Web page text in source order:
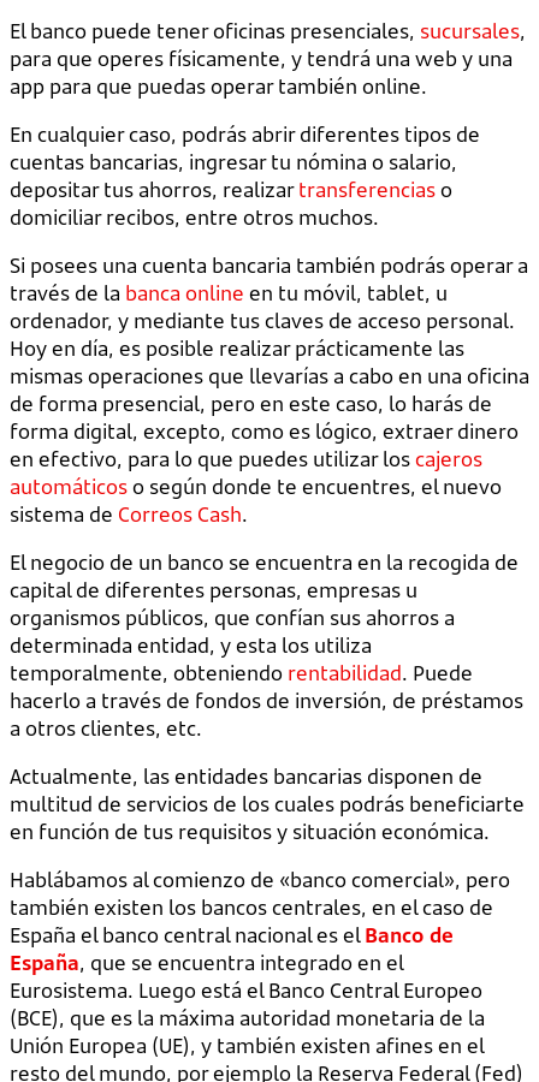
El banco puede tener oficinas presenciales, sucursales,
para que operes físicamente, y tendrá una web y una
app para que puedas operar también online.
En cualquier caso, podrás abrir diferentes tipos de
cuentas bancarias, ingresar tu nómina o salario,
depositar tus ahorros, realizartransferenciaso
domiciliar recibos, entre otros muchos.
Si posees una cuenta bancaria también podrás operar a
través de la banca online en tu móvil, tablet, u
ordenador, y mediante tus claves de acceso personal.
Hoy en día, es posible realizar prácticamente las
mismas operaciones que llevarías a cabo en una oficina
de forma presencial, pero en este caso, lo harás de
forma digital, excepto, como es lógico, extraer dinero
en efectivo, para lo que puedes utilizar loscajeros
automáticoso según donde te encuentres, el nuevo
sistema de Correos Cash.
El negocio de un banco se encuentra en la recogida de
capital de diferentes personas, empresas u
organismos públicos, que confían sus ahorros a
determinada entidad, y esta los utiliza
temporalmente, obteniendo rentabilidad. Puede
hacerlo a través de fondos de inversión, de préstamos
a otros clientes, etc.
Actualmente, las entidades bancarias disponen de
multitud de servicios de los cuales podrás beneficiarte
en función de tus requisitos y situación económica.
Hablábamos al comienzo de «banco comercial», pero
también existen los bancos centrales, en el caso de
España el banco central nacional es elBanco de
España, que se encuentra integrado en el
Eurosistema. Luego está el Banco Central Europeo
(BCE), que es la máxima autoridad monetaria de la
Unión Europea (UE), y también existen afines en el
resto del mundo, por ejemplo la Reserva Federal (Fed)